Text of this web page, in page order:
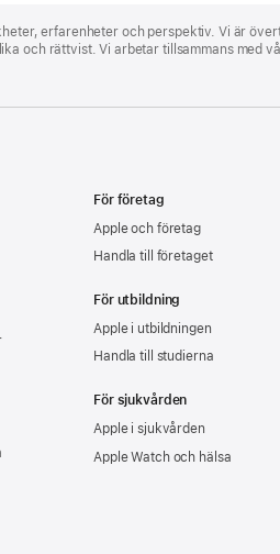
erfarenheter och perspektiv. Vi är
och rättvist. Vi arbetar tillsammans med
För företag
Apple och företag
Handla till företaget
För utbildning
Apple i utbildningen
Handla till studierna
För sjukvården
Apple i sjukvården
Apple Watch och hälsa